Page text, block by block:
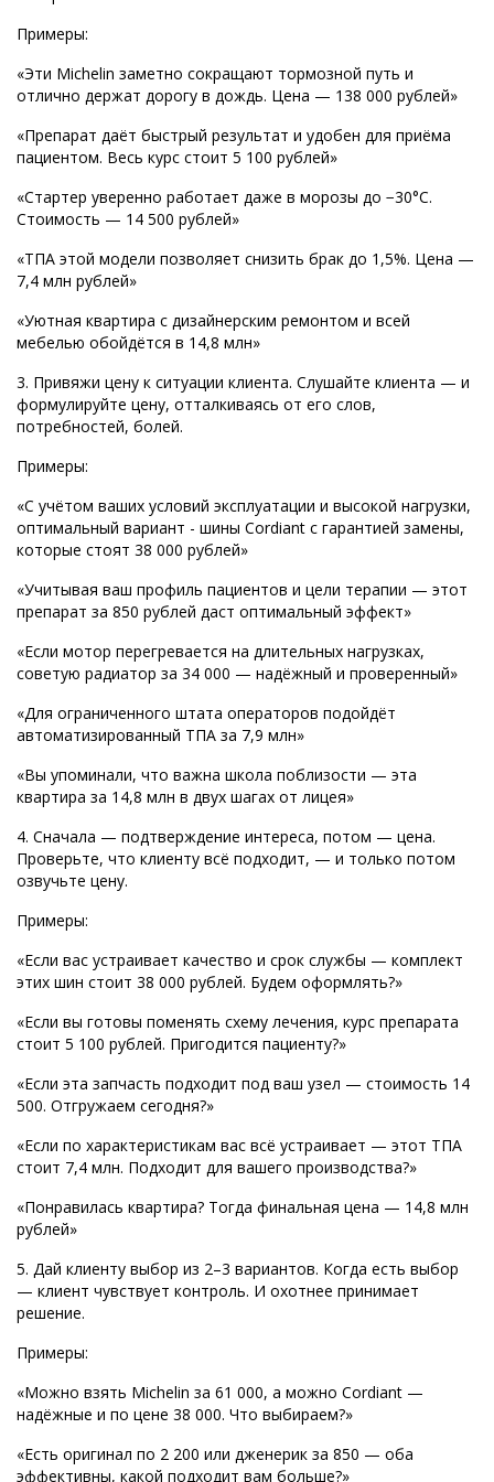
Примеры:
«Эти Michelin заметно сокращают тормозной путь и
отлично держат дорогу в дождь. Цена — 138 000 рублей»
«Препарат даёт быстрый результат и удобен для приёма
пациентом. Весь курс стоит 5 100 рублей»
«Стартер уверенно работает даже в морозы до −30°C.
Стоимость — 14 500 рублей»
«ТПА этой модели позволяет снизить брак до 1,5%. Цена —
7,4 млн рублей»
«Уютная квартира с дизайнерским ремонтом и всей
мебелью обойдётся в 14,8 млн»
3. Привяжи цену к ситуации клиента. Слушайте клиента — и
формулируйте цену, отталкиваясь от его слов,
потребностей, болей.
Примеры:
«С учётом ваших условий эксплуатации и высокой нагрузки,
оптимальный вариант - шины Cordiant с гарантией замены,
которые стоят 38 000 рублей»
«Учитывая ваш профиль пациентов и цели терапии — этот
препарат за 850 рублей даст оптимальный эффект»
«Если мотор перегревается на длительных нагрузках,
советую радиатор за 34 000 — надёжный и проверенный»
«Для ограниченного штата операторов подойдёт
автоматизированный ТПА за 7,9 млн»
«Вы упоминали, что важна школа поблизости — эта
квартира за 14,8 млн в двух шагах от лицея»
4. Сначала — подтверждение интереса, потом — цена.
Проверьте, что клиенту всё подходит, — и только потом
озвучьте цену.
Примеры:
«Если вас устраивает качество и срок службы — комплект
этих шин стоит 38 000 рублей. Будем оформлять?»
«Если вы готовы поменять схему лечения, курс препарата
стоит 5 100 рублей. Пригодится пациенту?»
«Если эта запчасть подходит под ваш узел — стоимость 14
500. Отгружаем сегодня?»
«Если по характеристикам вас всё устраивает — этот ТПА
стоит 7,4 млн. Подходит для вашего производства?»
«Понравилась квартира? Тогда финальная цена — 14,8 млн
рублей»
5. Дай клиенту выбор из 2–3 вариантов. Когда есть выбор
— клиент чувствует контроль. И охотнее принимает
решение.
Примеры:
«Можно взять Michelin за 61 000, а можно Cordiant —
надёжные и по цене 38 000. Что выбираем?»
«Есть оригинал по 2 200 или дженерик за 850 — оба
эффективны, какой подходит вам больше?»